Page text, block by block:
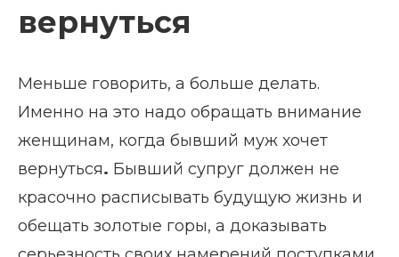
вернуться
Меньше говорить, а больше делать.
Именно на это надо обращать внимание
женщинам, когда бывший муж хочет
вернуться. Бывший супруг должен не
красочно расписывать будущую жизнь и
обещать золотые горы, а доказывать